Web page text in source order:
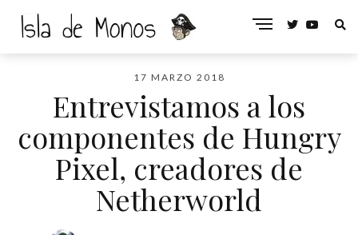
17 MARZO 2018
Entrevistamos a los
componentes de Hungry
Pixel, creadores de
Netherworld